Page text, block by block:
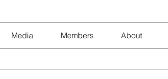
Media Members About